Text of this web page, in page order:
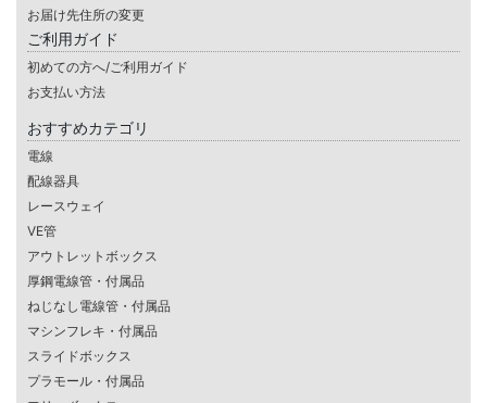
お届け先住所の変更
ご利用ガイド
初めての方へ/ご利用ガイド
お支払い方法
おすすめカテゴリ
電線
配線器具
レースウェイ
VE管
アウトレットボックス
厚鋼電線管・付属品
ねじなし電線管・付属品
マシンフレキ・付属品
スライドボックス
プラモール・付属品